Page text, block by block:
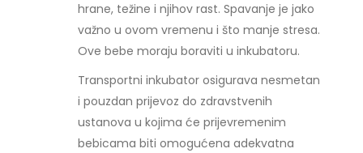
hrane, težine i njihov rast. Spavanje je jako
važno u ovom vremenu i što manje stresa.
Ove bebe moraju boraviti u inkubatoru.
Transportni inkubator osigurava nesmetan
i pouzdan prijevoz do zdravstvenih
ustanova u kojima će prijevremenim
bebicama biti omogućena adekvatna